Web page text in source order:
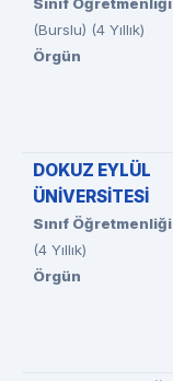
(Burslu) (4 Yıllık)
Örgün
DOKUZ EYLÜL
ÜNİVERSİTESİ
Sınıf Öğretmenliği
(4 Yıllık)
Örgün